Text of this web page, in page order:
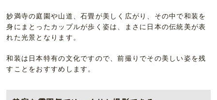
妙満寺の庭園や山道、石畳が美しく広がり、その中で和装を
身にまとったカップルが歩く姿は、まさに日本の伝統美が表
れた光景となります。
和装は日本特有の文化ですので、前撮りでその美しい姿を残
すことをおすすめします。